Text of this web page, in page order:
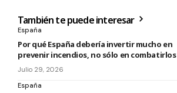
También te puede interesar
España
Por qué España debería invertir mucho en
prevenir incendios, no sólo en combatirlos
Julio 29, 2026
España